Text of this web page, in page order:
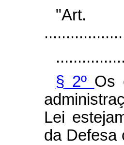
§ 2º Os
Lei
da Defesa